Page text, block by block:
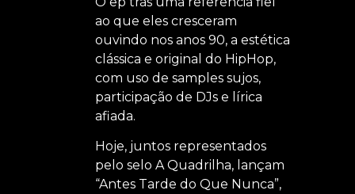
ao que eles cresceram
ouvindo nos anos 90, a estética
clássica e original do HipHop,
com uso de samples sujos,
participação de DJs e lírica
afiada.
Hoje, juntos representados
pelo selo A Quadrilha, lançam
“Antes Tarde do Que Nunca”,